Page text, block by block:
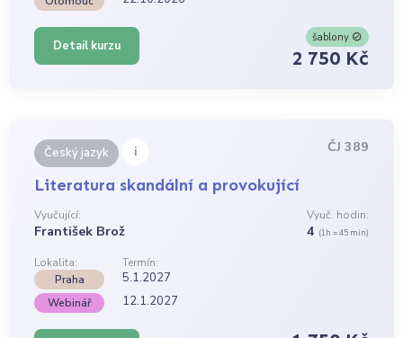
Detail kurzu
šablony
2 750 Kč
Český jazyk i ČJ 389
Literatura skandální a provokující
Vyučující:
František Brož
Vyuč. hodin:
4 (1h = 45 min)
Lokalita:
Termín:
Praha
5.1.2027
Webinář 12.1.2027